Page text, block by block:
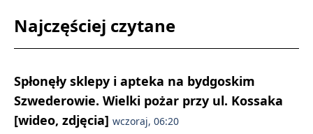
Najczęściej czytane
Spłonęły sklepy i apteka na bydgoskim
Szwederowie. Wielki pożar przy ul. Kossaka
[wideo, zdjęcia] wczoraj, 06:20